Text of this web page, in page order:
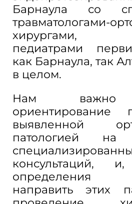
Барнаула со
травматологами-
хирургами,
педиатрами
как Барнаула, так
в целом.
Нам важно
ориентирование
выявленной
патологией на
консультаций,
определения
направить этих